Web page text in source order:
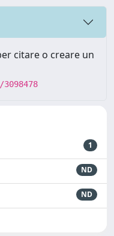
citare o creare un
1
ND
ND